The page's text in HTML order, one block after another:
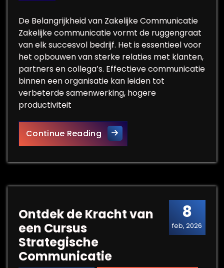
De Belangrijkheid van Zakelijke Communicatie
Zakelijke communicatie vormt de ruggengraat
van elk succesvol bedrijf. Het is essentieel voor
het opbouwen van sterke relaties met klanten,
partners en collega’s. Effectieve communicatie
binnen een organisatie kan leiden tot
verbeterde samenwerking, hogere
productiviteit
Continue ReadingDe Essentie van Effectieve
8
feb, 2026
Ontdek de Kracht van
een Cursus
Strategische
Communicatie